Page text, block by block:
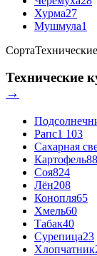
Хурма27
Мушмула1
Сорта
Технические
→
Рапс1 103
Сахарная
Картофель
Соя824
Лён208
Конопля65
Хмель60
Табак40
Сурепица23
Хлопчатник